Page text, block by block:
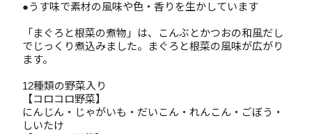
●うす味で素材の風味や色・香りを生かしています
「まぐろと根菜の煮物」は、こんぶとかつおの和風だし
でじっくり煮込みました。まぐろと根菜の風味が広がり
ます。
12種類の野菜入り
【コロコロ野菜】
にんじん・じゃがいも・だいこん・れんこん・ごぼう・
しいたけ